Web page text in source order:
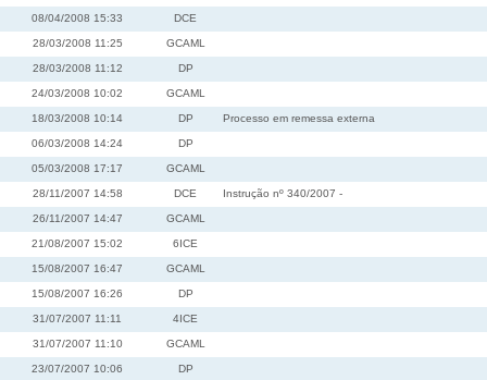
08/04/2008 15:33 DCE
28/03/2008 11:25 GCAML
28/03/2008 11:12 DP
24/03/2008 10:02 GCAML
18/03/2008 10:14 DP Processo em remessa externa
06/03/2008 14:24 DP
05/03/2008 17:17 GCAML
28/11/2007 14:58 DCE Instrução nº 340/2007 -
26/11/2007 14:47 GCAML
21/08/2007 15:02 6ICE
15/08/2007 16:47 GCAML
15/08/2007 16:26 DP
31/07/2007 11:11 4ICE
31/07/2007 11:10 GCAML
23/07/2007 10:06 DP